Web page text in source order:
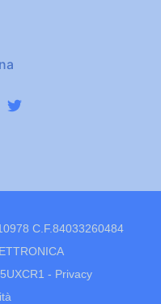
C.F.84033260484
- Privacy